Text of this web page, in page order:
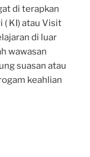
di terapkan
( KI) atau Visit
di luar
wawasan
suasan atau
keahlian